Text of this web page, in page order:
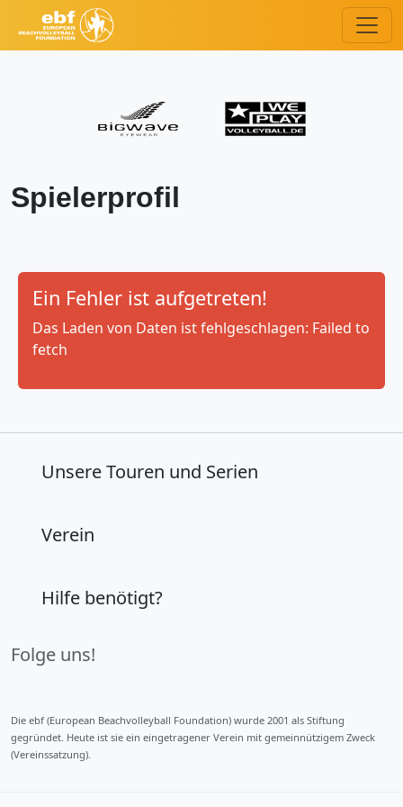
Spielerprofil
Ein Fehler ist aufgetreten!
Das Laden von Daten ist fehlgeschlagen: Failed to
fetch
Unsere Touren und Serien
Verein
Hilfe benötigt?
Folge uns!
Die ebf (European Beachvolleyball Foundation) wurde 2001 als Stiftung
gegründet. Heute ist sie ein eingetragener Verein mit gemeinnützigem Zweck
(Vereinssatzung).